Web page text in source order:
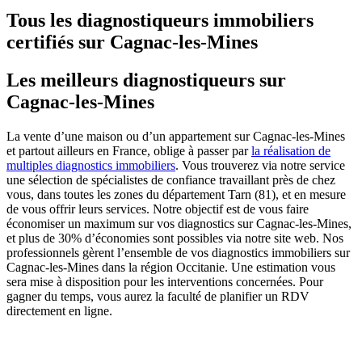
Tous les diagnostiqueurs immobiliers
certifiés sur Cagnac-les-Mines
Les meilleurs diagnostiqueurs sur
Cagnac-les-Mines
La vente d’une maison ou d’un appartement sur Cagnac-les-Mines
et partout ailleurs en France, oblige à passer parla réalisation de
multiples diagnostics immobiliers. Vous trouverez via notre service
une sélection de spécialistes de confiance travaillant près de chez
vous, dans toutes les zones du département Tarn (81), et en mesure
de vous offrir leurs services. Notre objectif est de vous faire
économiser un maximum sur vos diagnostics sur Cagnac-les-Mines,
et plus de 30% d’économies sont possibles via notre site web. Nos
professionnels gèrent l’ensemble de vos diagnostics immobiliers sur
Cagnac-les-Mines dans la région Occitanie. Une estimation vous
sera mise à disposition pour les interventions concernées. Pour
gagner du temps, vous aurez la faculté de planifier un RDV
directement en ligne.